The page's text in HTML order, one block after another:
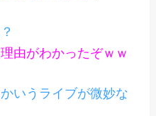
由がわかったぞｗｗ
いうライブが微妙な